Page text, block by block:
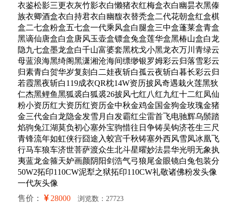
衣鉴松影三更衣灰竹影衣白懒猪衣红梅盒衣白幽昙衣黑傣
族衣卿酒盒衣白持君衣白幽馥衣替秃盒二代花朝盒红盒棋
盒二七盒粉盒五七盒一代乘风盒白腿盒三中盒蓬莱盒青盒
黑谪仙唐盒白盒唐风玉壶盒镖盒兔盒莲华盒黑椿山盒白龙
隐九七盒墨龙盒白千山富婆套黑枕戈小黑龙衣万川青绿云
母蓝浪海黑绮阁黑潇湘沧海间缥缈银罗姆彩云归落雪彩云
归素青白贺华岁复刻白二娃夜斩白孤云夜斩白暮长彩云归
若霞黑夜斩白119成衣QR枕14W资历披风奇遇栽火莲黑狄
仁杰黑鲤鱼黑狐裘白狐裘26披风七红八红九红十二红凤仙
粉小资历红大资历红资历金中秋金鸡金国金狗金玫瑰金猪
金三代金白龙隐金发雪月白发霸红尘雷首飞电驰辉乌鬃踏
焰驹兔江湖莫负初心塞外宝驹惜往日争铸吴钩济苍生三尺
青锋流年如虹侠行囧途入蛟宫千秋铸塞外西风雪凤冰凰飞
行马车狼车济世菩萨渡众生北斗星曜妙法昙华光明无象执
夷蓝龙金箍天妒画颜阴阳剑浩气弓狼尾金眼镜白兔包装分
50W2拓印110CW泥犁之狱拓印110CW礼敬诸佛粉发头像
一代灰头像
售价：
28000 浏览数：27723